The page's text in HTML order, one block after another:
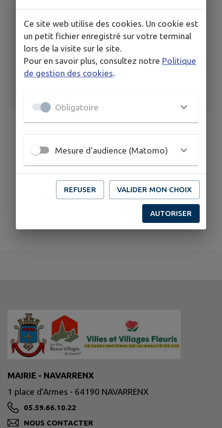
Parcelle AB 0186
MAIRIE - NAVARRENX
1 place d'Armes - 64190 NAVARRENX
05.59.66.10.22
NOUS CONTACTER
Ce site web utilise des cookies. Un cookie est
un petit fichier enregistré sur votre terminal
lors de la visite sur le site.
Pour en savoir plus, consultez notre Politique
de gestion des cookies.
Obligatoire
Mesure d'audience (Matomo)
REFUSER VALIDER MON CHOIX
AUTORISER